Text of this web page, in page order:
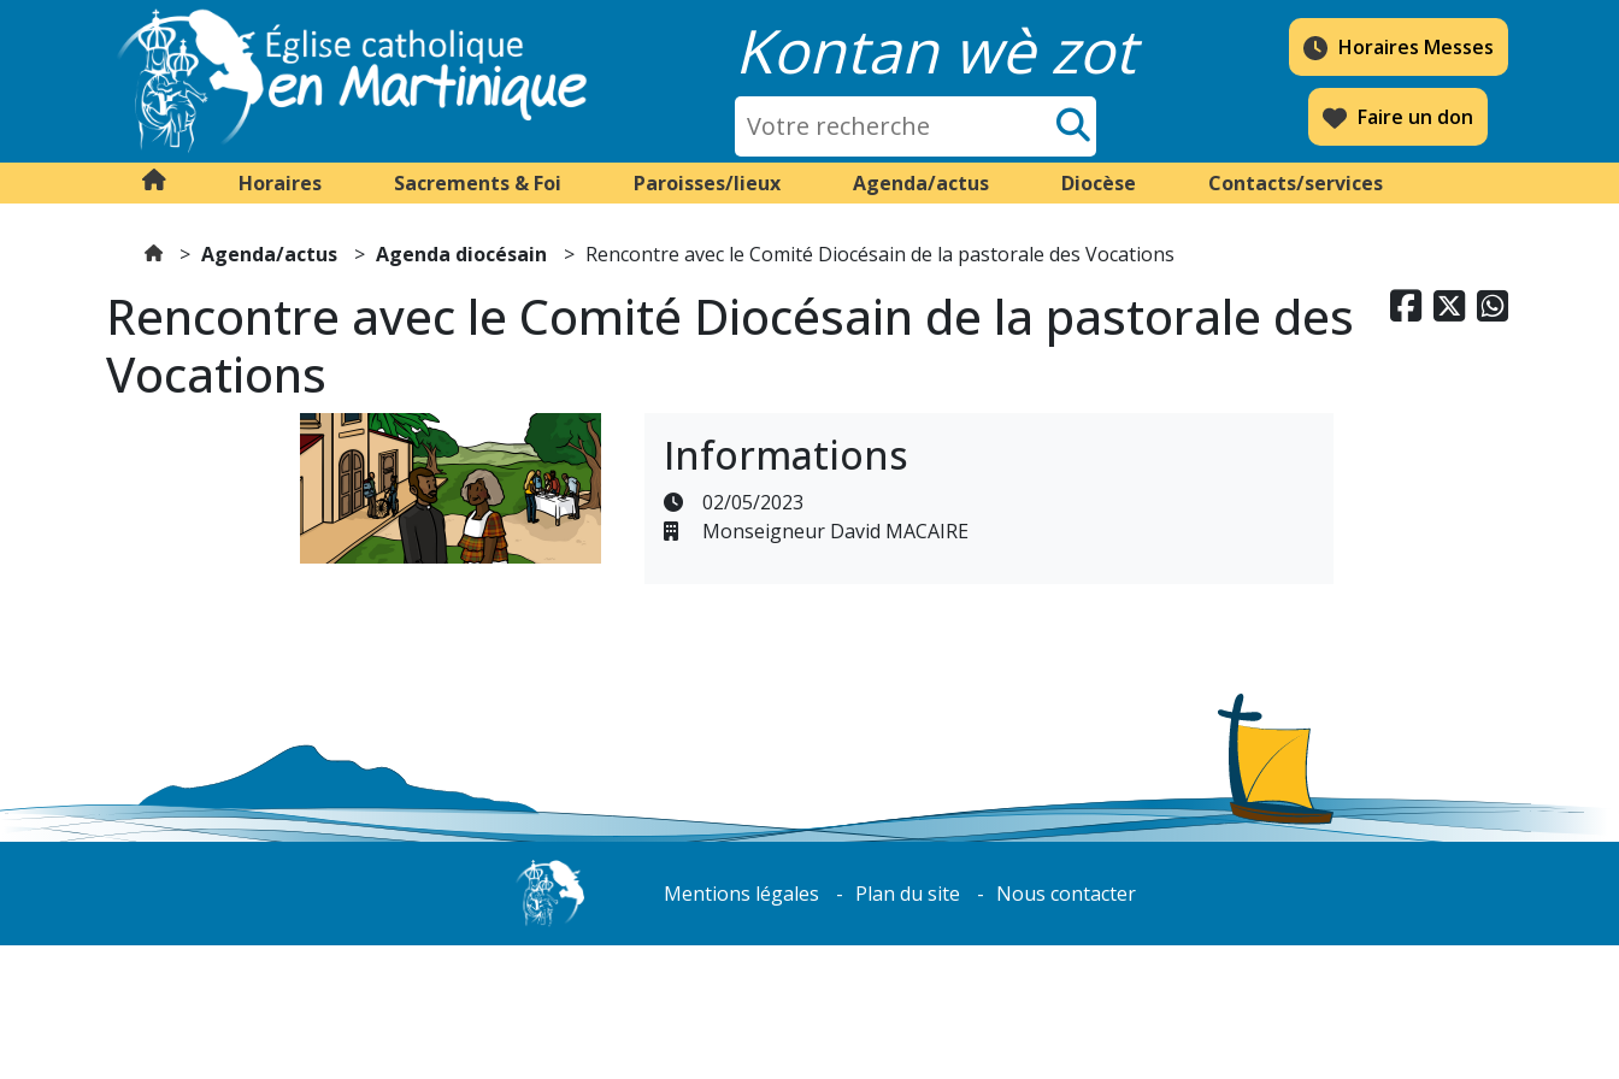
Kontan wè zot Horaires Messes
Faire un don
Horaires Sacrements & Foi Paroisses/lieux Agenda/actus Diocèse Contacts/services
Agenda/actus Agenda diocésain Rencontre avec le Comité Diocésain de la pastorale des Vocations
  
Rencontre avec le Comité Diocésain de la pastorale des
Vocations
Informations
02/05/2023
Monseigneur David MACAIRE
Mentions légales Plan du site Nous contacter